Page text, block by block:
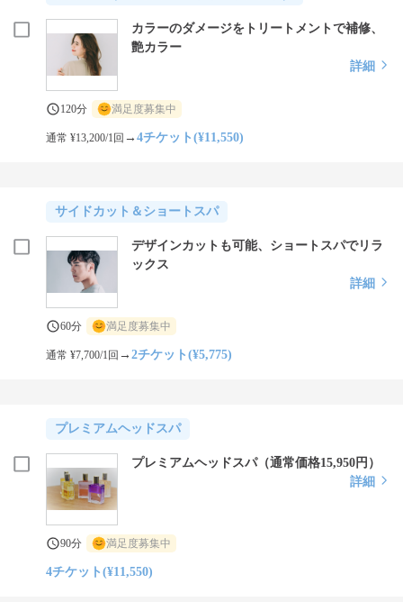
カラーのダメージをトリートメントで補修、
艶カラー
詳細
120分 満足度募集中
通常 ¥13,200/1回 →4チケット(¥11,550)
サイドカット＆ショートスパ
デザインカットも可能、ショートスパでリラ
ックス
詳細
60分 満足度募集中
通常 ¥7,700/1回 →2チケット(¥5,775)
プレミアムヘッドスパ
プレミアムヘッドスパ（通常価格15,950円）
詳細
90分 満足度募集中
4チケット(¥11,550)